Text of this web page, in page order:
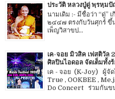
ประวัติ หลวงปู่ดู่ พฺรหฺม
นามเดิม :- มีชื่อว่า “ดู่”
๒๔๔๗ ตรงกับวันศุกร์ ขึ้
เพ็ญวิสาขป...
เค-จอย มิวสิค เฟสติวัล
ศิลปินไอดอล จัดเต็มทั้ง
เค - จอย (K-Joy) ผู้จั
True , OOKBEE ,
Do Concert ร่วมกันข